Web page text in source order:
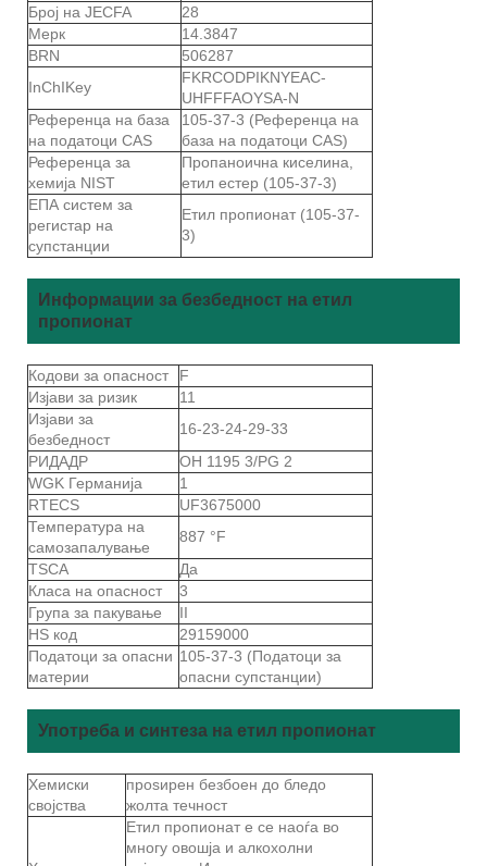
Број на JECFA
28
Мерк
14.3847
BRN
506287
InChIKey
FKRCODPIKNYEAC-
UHFFFAOYSA-N
Референца на база
на податоци CAS
105-37-3 (Референца на
база на податоци CAS)
Референца за
хемија NIST
Пропаноична киселина,
етил естер (105-37-3)
ЕПА систем за
регистар на
супстанции
Етил пропионат (105-37-
3)
Информации за безбедност на етил
пропионат
Кодови за опасност
F
Изјави за ризик
11
Изјави за
безбедност
16-23-24-29-33
РИДАДР
ОН 1195 3/PG 2
WGK Германија
1
RTECS
UF3675000
Температура на
самозапалување
887 °F
TSCA
Да
Класа на опасност
3
Група за пакување
II
HS код
29159000
Податоци за опасни
материи
105-37-3 (Податоци за
опасни супстанции)
Употреба и синтеза на етил пропионат
Хемиски
својства
проѕирен безбоен до бледо
жолта течност
Етил пропионат е се наоѓа во
многу овошја и алкохолни